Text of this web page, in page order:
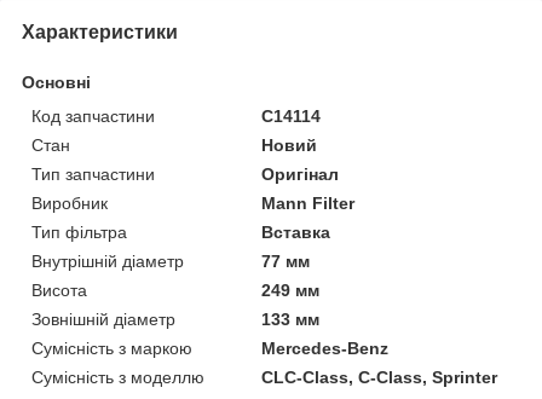
Характеристики
Основні
Код запчастини
C14114
Стан
Новий
Тип запчастини
Оригінал
Виробник
Mann Filter
Тип фільтра
Вставка
Внутрішній діаметр
77 мм
Висота
249 мм
Зовнішній діаметр
133 мм
Сумісність з маркою
Mercedes-Benz
Сумісність з моделлю
CLC-Class, C-Class, Sprinter